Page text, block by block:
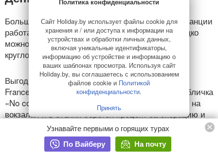
Большинство банков и обменных пунктов во Франции
работают с 9.00-10.00 до 17:00-18:00. Очень редко
можно встретить обменники, работающие
круглосуточно.
Выгоднее всего обменивать валюту в «Bank de
France» либо в обменных пунктах, где висит табличка
«No commission» (без комиссии). В аэропортах, на
вокзалах и в отелях берется процент за операцию и
очень невыгодный курс обмена.
Узнавайте первыми о горящих турах
По Вайберу На почту
Сайт Holiday.by использует файлы cookie для
хранения и / или доступа к информации на
устройствах и обработки личных данных,
включая уникальные идентификаторы,
информацию об устройстве и информацию о
ваших шаблонах просмотра. Используя сайт
Holiday.by, вы соглашаетесь с использованием
файлов cookie и Политикой
конфиденциальности.
Принять